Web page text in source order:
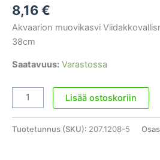
8,16€
Akvaarion muovikasvi
38cm
Saatavuus: Varastossa
Akvaarion
muovikasvi
Lisää ostoskoriin
Tuotetunnus (SKU): 207.1208-5